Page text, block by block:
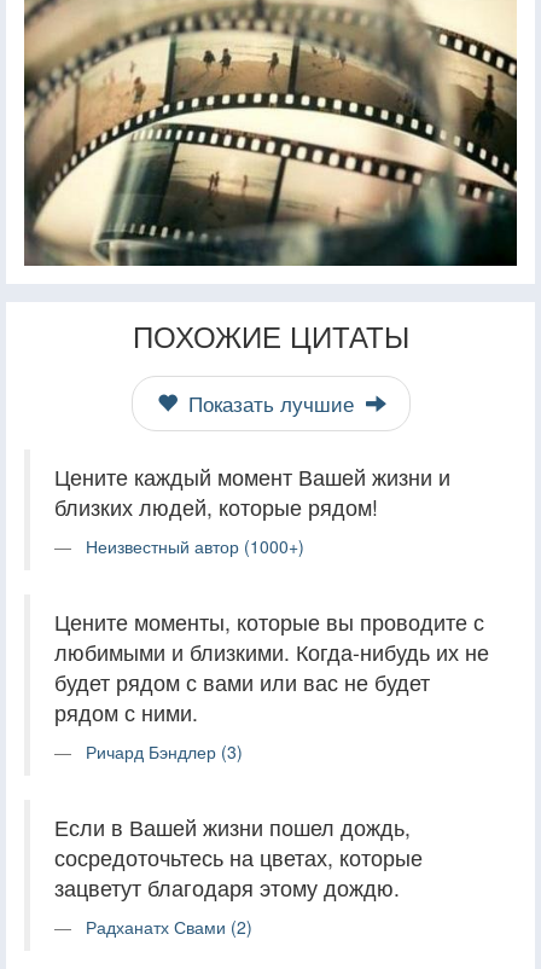
ПОХОЖИЕ ЦИТАТЫ
Показать лучшие
Цените каждый момент Вашей жизни и
близких людей, которые рядом!
Неизвестный автор (1000+)
Цените моменты, которые вы проводите с
любимыми и близкими. Когда-нибудь их не
будет рядом с вами или вас не будет
рядом с ними.
Ричард Бэндлер (3)
Если в Вашей жизни пошел дождь,
сосредоточьтесь на цветах, которые
зацветут благодаря этому дождю.
Радханатх Свами (2)